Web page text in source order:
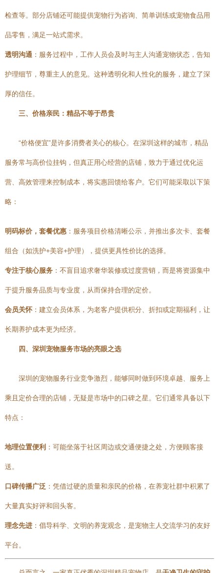
检查等。部分店铺还可能提供宠物行为咨询、简单训练或宠物食品用
品零售，满足一站式需求。
透明沟通 ：服务过程中，工作人员会及时与主人沟通宠物状态，告知
护理细节，尊重主人的意见。这种透明化和人性化的服务，建立了深
厚的信任。
三、价格亲民：精品不等于昂贵
“价格便宜”是许多消费者关心的核心。在深圳这样的城市，精品
服务常与高价位挂钩，但真正用心经营的店铺，致力于通过优化运
营、高效管理来控制成本，将实惠回馈给客户。它们可能采取以下策
略：
明码标价，套餐优惠 ：服务项目价格清晰公示，并推出多次卡、套餐
组合（如洗护+美容+护理），提供更具性价比的选择。
专注于核心服务 ：不盲目追求奢华装修或过度营销，而是将资源集中
于提升服务品质与专业度，从而保持合理的定价。
会员关怀 ：建立会员体系，为老客户提供积分、折扣或定期福利，让
长期养护成本更为经济。
四、深圳宠物服务市场的亮眼之选
深圳的宠物服务行业竞争激烈，能够同时做到环境卓越、服务上
乘且定价合理的店铺，无疑是市场中的口碑之星。它们通常具备以下
特点：
地理位置便利 ：可能坐落于社区周边或交通便捷之处，方便顾客接
送。
口碑传播广泛 ：凭借过硬的质量和亲民的价格，在养宠社群中积累了
大量真实好评和回头客。
理念先进 ：倡导科学、文明的养宠观念，是宠物主人交流学习的友好
平台。